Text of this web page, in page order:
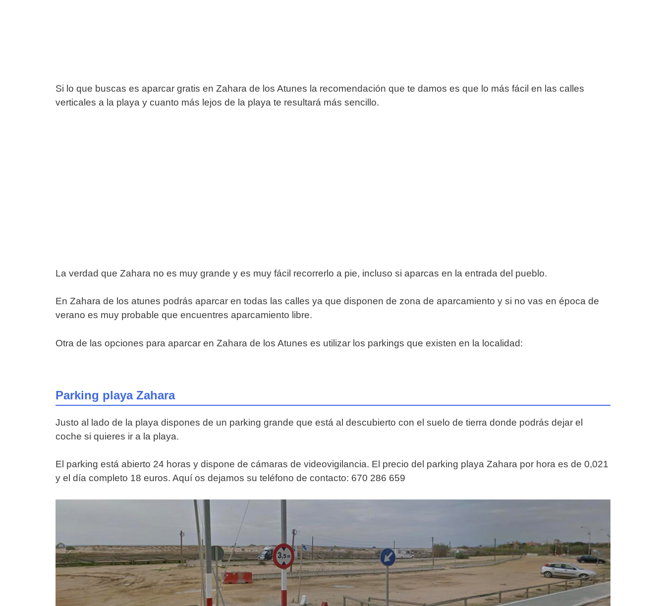
Si lo que buscas es aparcar gratis en Zahara de los Atunes la recomendación que te damos es que lo más fácil en las calles
verticales a la playa y cuanto más lejos de la playa te resultará más sencillo.
La verdad que Zahara no es muy grande y es muy fácil recorrerlo a pie, incluso si aparcas en la entrada del pueblo.
En Zahara de los atunes podrás aparcar en todas las calles ya que disponen de zona de aparcamiento y si no vas en época de
verano es muy probable que encuentres aparcamiento libre.
Otra de las opciones para aparcar en Zahara de los Atunes es utilizar los parkings que existen en la localidad:
Parking playa Zahara
Justo al lado de la playa dispones de un parking grande que está al descubierto con el suelo de tierra donde podrás dejar el
coche si quieres ir a la playa.
El parking está abierto 24 horas y dispone de cámaras de videovigilancia. El precio del parking playa Zahara por hora es de 0,021
y el día completo 18 euros. Aquí os dejamos su teléfono de contacto: 670 286 659